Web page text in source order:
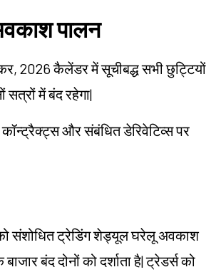
पालन
2026 कैलेंडर में सूचीबद्ध सभी छुट्टियों
सत्रों में बंद रहेगा|
और संबंधित डेरिवेटिव्स पर
संशोधित ट्रेडिंग शेड्यूल घरेलू अवकाश
बंद दोनों को दर्शाता है| ट्रेडर्स को